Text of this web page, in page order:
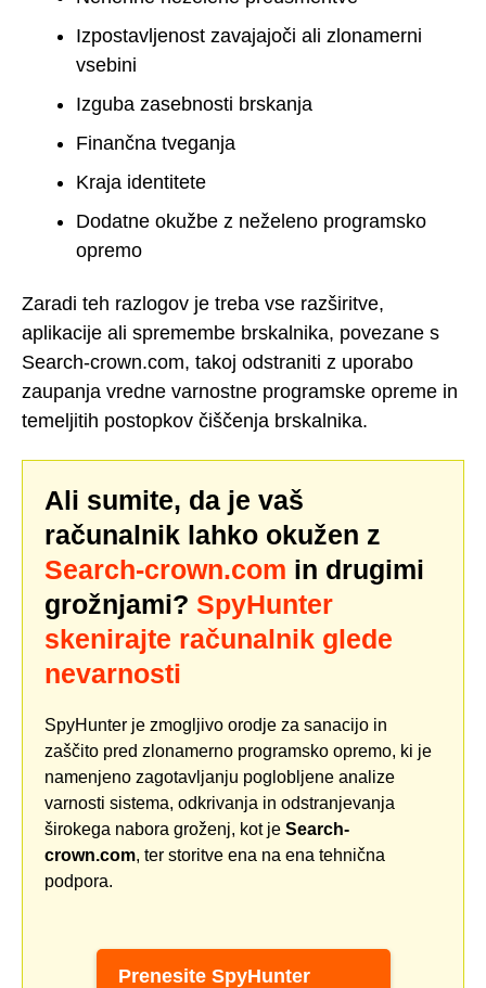
Izpostavljenost zavajajoči ali zlonamerni
vsebini
Izguba zasebnosti brskanja
Finančna tveganja
Kraja identitete
Dodatne okužbe z neželeno programsko
opremo
Zaradi teh razlogov je treba vse razširitve,
aplikacije ali spremembe brskalnika, povezane s
Search-crown.com, takoj odstraniti z uporabo
zaupanja vredne varnostne programske opreme in
temeljitih postopkov čiščenja brskalnika.
Ali sumite, da je vaš
računalnik lahko okužen z
Search-crown.com in drugimi
grožnjami? SpyHunter
skenirajte računalnik glede
nevarnosti
SpyHunter je zmogljivo orodje za sanacijo in
zaščito pred zlonamerno programsko opremo, ki je
namenjeno zagotavljanju poglobljene analize
varnosti sistema, odkrivanja in odstranjevanja
širokega nabora groženj, kot je Search-
crown.com, ter storitve ena na ena tehnična
podpora.
Prenesite SpyHunter